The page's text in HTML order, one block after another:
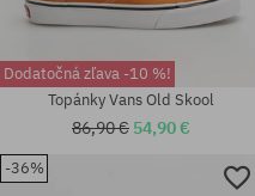
Dostupné veľkosti:
Dodatočná zľava -10 %!
Topánky Vans Old Skool
86,90 € 54,90 €
-36%